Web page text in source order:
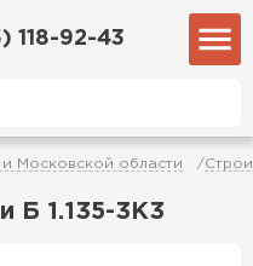
118-92-43
Московской области
Б 1.135-3К3